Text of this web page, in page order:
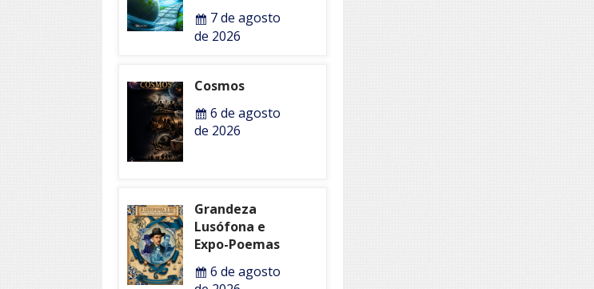
7 de agosto
de 2026
Cosmos
6 de agosto
de 2026
Grandeza
Lusófona e
Expo-Poemas
6 de agosto